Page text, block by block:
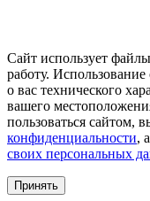
Сайт использует
работу.
о вас технического
вашего
пользоваться сайтом,
конфиденциальности,
своих персональных
Принять